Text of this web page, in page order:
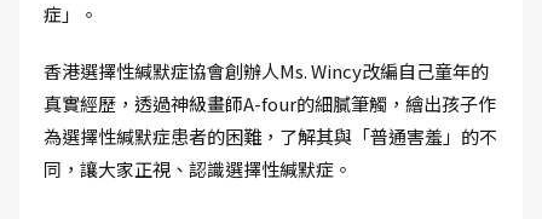
症」。
香港選擇性緘默症協會創辦人Ms. Wincy改編自己童年的
真實經歷，透過神級畫師A-four的細膩筆觸，繪出孩子作
為選擇性緘默症患者的困難，了解其與「普通害羞」的不
同，讓大家正視、認識選擇性緘默症。